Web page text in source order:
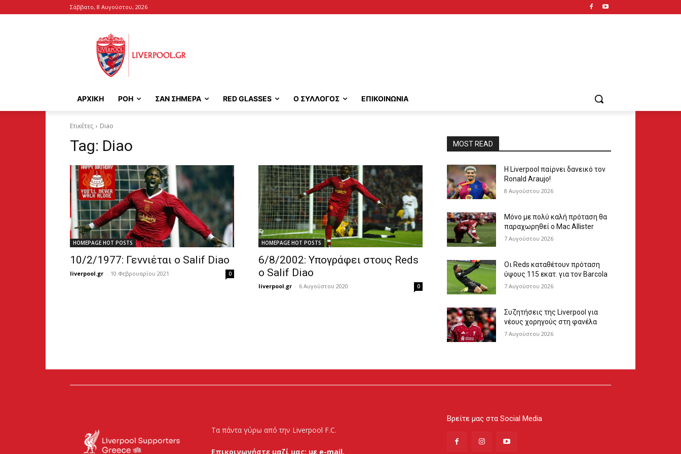
Σάββατο, 8 Αυγούστου, 2026
ΑΡΧΙΚΉ ΡΟΗ ΣΑΝ ΣΗΜΕΡΑ RED GLASSES Ο ΣΥΛΛΟΓΟΣ ΕΠΙΚΟΙΝΩΝΙΑ
Ετικέτες Diao
Tag: Diao
HOMEPAGE HOT POSTS
10/2/1977: Γεννιέται ο Salif Diao
liverpool.gr - 10 Φεβρουαρίου 2021 0
HOMEPAGE HOT POSTS
6/8/2002: Υπογράφει στους Reds
ο Salif Diao
liverpool.gr - 6 Αυγούστου 2020 0
MOST READ
Η Liverpool παίρνει δανεικό τον
Ronald Araujo!
8 Αυγούστου 2026
Μόνο με πολύ καλή πρόταση θα
παραχωρηθεί ο Mac Allister
7 Αυγούστου 2026
Οι Reds καταθέτουν πρόταση
ύψους 115 εκατ. για τον Barcola
7 Αυγούστου 2026
Συζητήσεις της Liverpool για
νέους χορηγούς στη φανέλα
7 Αυγούστου 2026
Τα πάντα γύρω από την Liverpool F.C.
Επικοινωνήστε μαζί μας: με e-mail.
Βρείτε μας στα Social Media